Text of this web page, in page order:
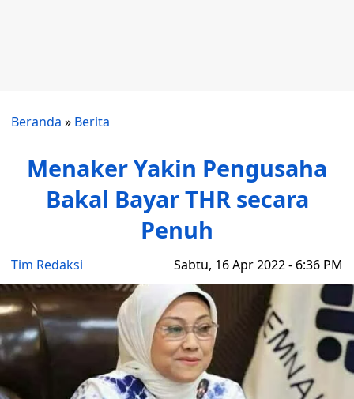
Beranda » Berita
Menaker Yakin Pengusaha
Bakal Bayar THR secara
Penuh
Tim Redaksi Sabtu, 16 Apr 2022 - 6:36 PM